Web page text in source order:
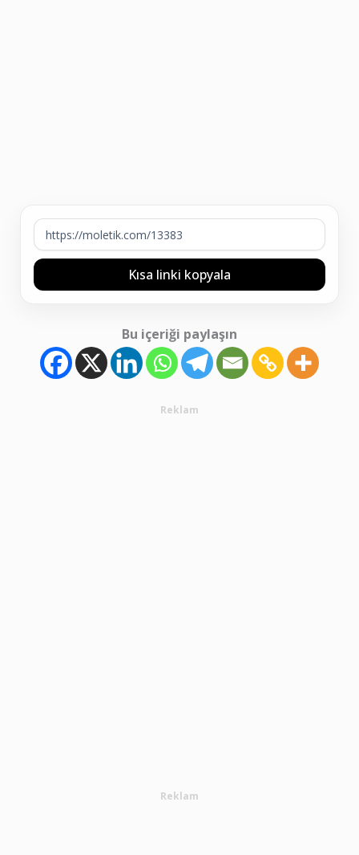
Kısa linki kopyala
Bu içeriği paylaşın
Reklam
Reklam